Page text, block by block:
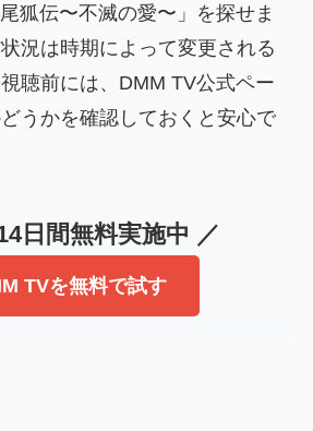
狐伝〜不滅の愛〜」を探せま
況は時期によって変更される
聴前には、DMM TV公式ペー
うかを確認しておくと安心で
日間無料実施中 ／
TVを無料で試す